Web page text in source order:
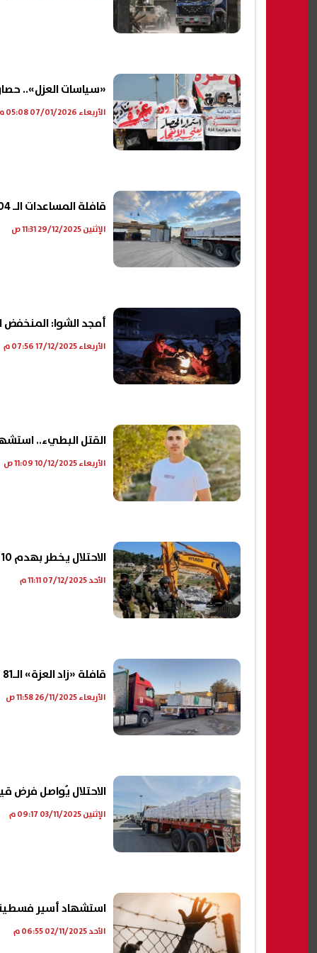
«سياسات العزل»..
الأربعاء 07/01/2026 05:08 م
قافلة المساعدات الـ 104 تدخل إلى الفلسطينيين بقطاع غزة
الإثنين 29/12/2025 11:31 ص
أمجد الشوا:
الأربعاء 17/12/2025 07:56 م
القتل البطيء..
الأربعاء 10/12/2025 11:09 ص
الاحتلال يخطر بهدم 10 منشآت سكنية وزراعية جنوب شرق القدس
الأحد 07/12/2025 11:11 م
قافلة «زاد العزة» الـ81 تدخل إلى الفلسطينيين بقطاع غزة
الأربعاء 26/11/2025 11:58 ص
الاحتلال يُواصل فرض
الإثنين 03/11/2025 09:17 م
استشهاد أسير
الأحد 02/11/2025 06:55 م